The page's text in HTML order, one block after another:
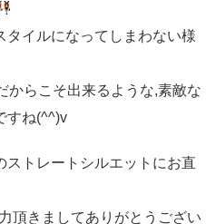
イルになってしまわない様
からこそ出来るような,素敵な
すね(^^)v
トレートシルエットにお直
きましてありがとうござい